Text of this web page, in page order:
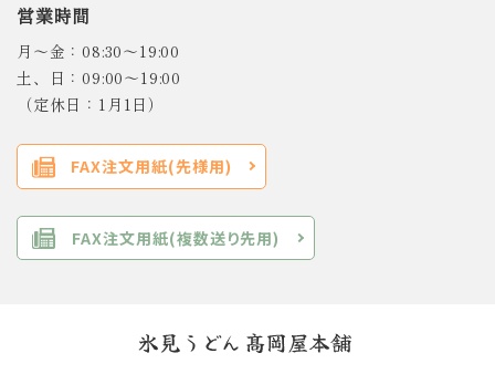
営業時間
月～金：08:30～19:00
土、日：09:00～19:00
（定休日：1月1日）
FAX注文用紙(先様用)
FAX注文用紙(複数送り先用)